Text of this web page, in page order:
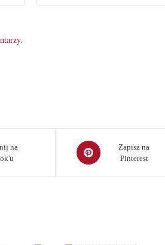
na
Opens
in
Zapisz na
Pinterest